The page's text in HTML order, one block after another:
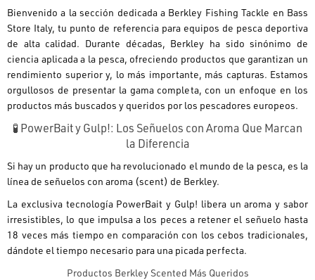
Bienvenido a la sección dedicada a Berkley Fishing Tackle en Bass
Store Italy, tu punto de referencia para equipos de pesca deportiva
de alta calidad. Durante décadas, Berkley ha sido sinónimo de
ciencia aplicada a la pesca, ofreciendo productos que garantizan un
rendimiento superior y, lo más importante, más capturas. Estamos
orgullosos de presentar la gama completa, con un enfoque en los
productos más buscados y queridos por los pescadores europeos.
🧪 PowerBait y Gulp!: Los Señuelos con Aroma Que Marcan
la Diferencia
Si hay un producto que ha revolucionado el mundo de la pesca, es la
línea de señuelos con aroma (scent) de Berkley.
La exclusiva tecnología PowerBait y Gulp! libera un aroma y sabor
irresistibles, lo que impulsa a los peces a retener el señuelo hasta
18 veces más tiempo en comparación con los cebos tradicionales,
dándote el tiempo necesario para una picada perfecta.
Productos Berkley Scented Más Queridos